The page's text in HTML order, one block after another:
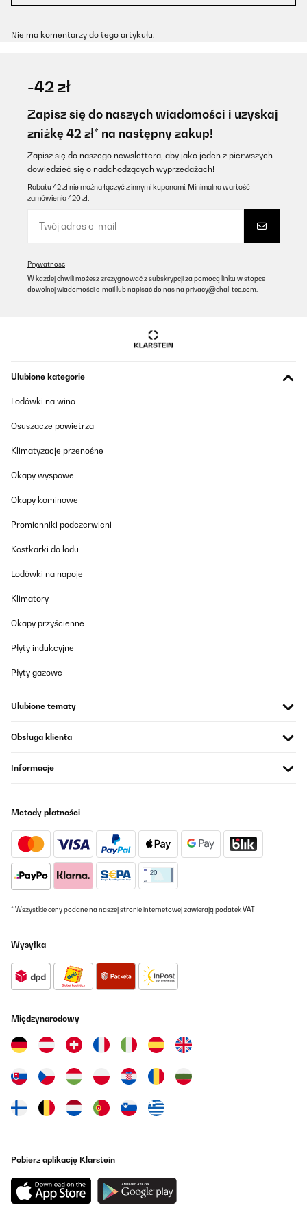
Nie ma komentarzy do tego artykułu.
-42 zł
Zapisz się do naszych wiadomości i uzyskaj
zniżkę 42 zł* na następny zakup!
Zapisz się do naszego newslettera, aby jako jeden z pierwszych
dowiedzieć się o nadchodzących wyprzedażach!
Rabatu 42 zł nie można łączyć z innymi kuponami. Minimalna wartość
zamówienia 420 zł.
Prywatność
W każdej chwili możesz zrezygnować z subskrypcji za pomocą linku w stopce
dowolnej wiadomości e-mail lub napisać do nas na privacy@chal-tec.com
Ulubione kategorie
Lodówki na wino
Osuszacze powietrza
Klimatyzacje przenośne
Okapy wyspowe
Okapy kominowe
Promienniki podczerwieni
Kostkarki do lodu
Lodówki na napoje
Klimatory
Okapy przyścienne
Płyty indukcyjne
Płyty gazowe
Ulubione tematy
Obsługa klienta
Informacje
Metody płatności
* Wszystkie ceny podane na naszej stronie internetowej zawierają podatek VAT
Wysyłka
Międzynarodowy
Pobierz aplikację Klarstein